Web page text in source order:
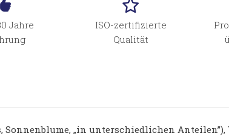
Jahre
ISO-zertifizierte
Qualität
Sonnenblume, „in unterschiedlichen Anteilen”),